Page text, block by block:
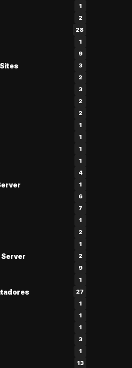
1
2
28
1
9
3
2
3
2
2
1
1
1
1
4
1
6
7
1
2
1
Server 2
9
1
27
1
1
1
3
1
13